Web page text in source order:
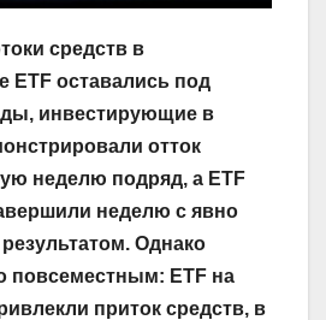
средств в
ETF оставались под
инвестирующие в
отток
неделю подряд, а ETF
неделю с явно
Однако
повсеместным: ETF на
приток средств, в